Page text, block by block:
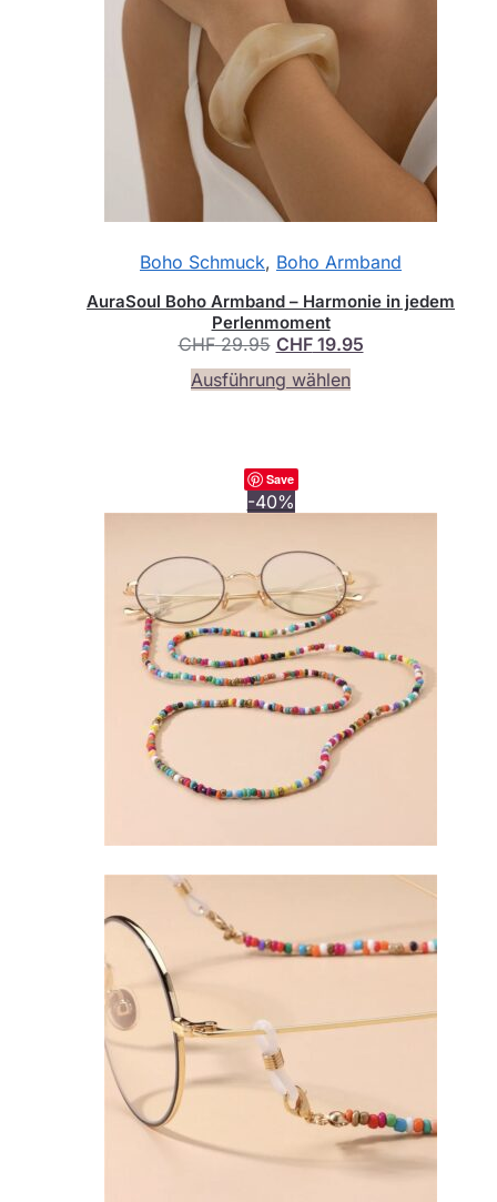
Boho Schmuck, Boho Armband
AuraSoul Boho Armband – Harmonie in jedem
Perlenmoment
CHF29.95 Ursprünglicher
Preis
war:
CHF19.95Aktueller
Ausführung wählenDieses
Die
auf
der
gewählt
werden
Save
-40%